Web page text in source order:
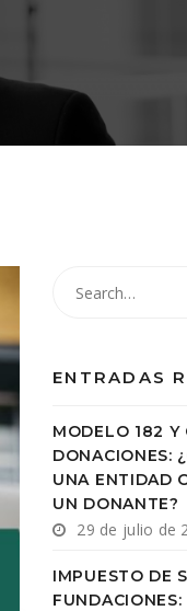
ENTRADAS
MODELO 182 Y
DONACIONES:
UNA ENTIDAD
UN DONANTE?
29 de julio de
IMPUESTO DE
FUNDACIONES: